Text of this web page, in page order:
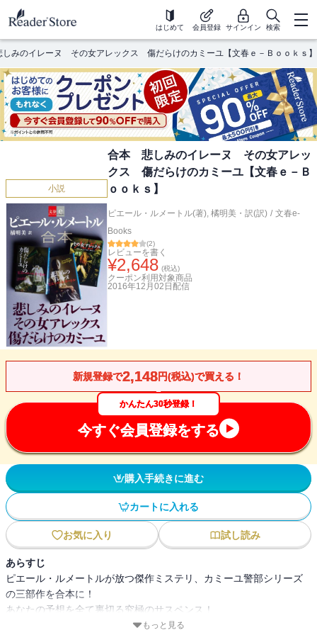
はじめて 会員登録 サインイン 検索
みのイレーヌ その女アレックス 傷だらけのカミーユ【文春ｅ－Ｂｏｏｋｓ】
小説
合本 悲しみのイレーヌ その女アレッ
クス 傷だらけのカミーユ【文春ｅ－Ｂ
ｏｏｋｓ】
ピエール・ルメートル(著), 橘明美・訳(訳) / 文春e-
Books
(2)
レビューを書く
¥2,648 (税込)
クーポン利用対象商品
2016年12月02日 配信
新規登録で2,148円(税込)で買える！
かんたん30秒登録！
今すぐ会員登録をする
購入手続きに進む
カートに入れる
お気に入り 試し読み
あらすじ
ピエール・ルメートルが放つ傑作ミステリ、カミーユ警部シリーズ
の三部作を合本に！
あなたの予想を全て裏切る究極のサスペンス！
もっと見る